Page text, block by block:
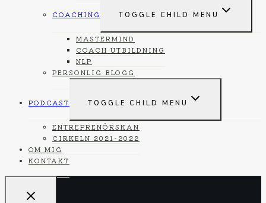
COACHING TOGGLE CHILD MENU
MASTERMIND
COACH UTBILDNING
NLP
PERSONLIG BLOGG
PODCAST TOGGLE CHILD MENU
ENTREPRENÖRSKAN
CIRKELN 2021-2022
OM MIG
KONTAKT